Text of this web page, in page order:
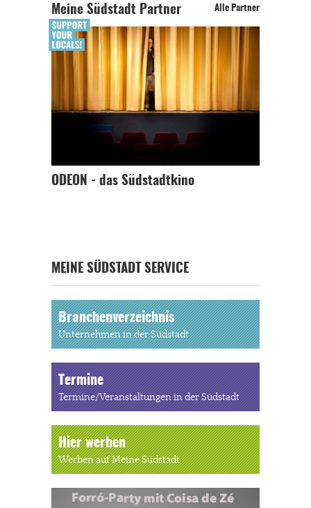
Meine Südstadt Partner Alle Partner
ODEON - das Südstadtkino
MEINE SÜDSTADT SERVICE
Branchenverzeichnis
Unternehmen in der Südstadt
Termine
Termine/Veranstaltungen in der Südstadt
Hier werben
Werben auf Meine Südstadt